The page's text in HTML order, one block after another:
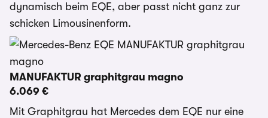
dynamisch beim EQE, aber passt nicht ganz zur
schicken Limousinenform.
MANUFAKTUR graphitgrau magno
6.069 €
Mit Graphitgrau hat Mercedes dem EQE nur eine